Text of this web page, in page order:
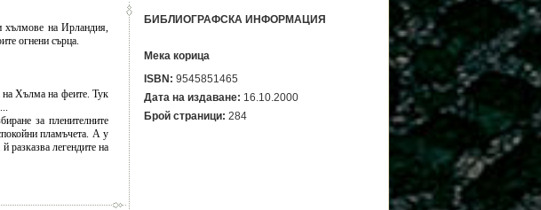
на Ирландия,
огнени сърца.
Хълма на феите. Тук
за пленителните
пламъчета. А у
разказва легендите на
БИБЛИОГРАФСКА ИНФОРМАЦИЯ
Мека корица
ISBN: 9545851465
Дата на издаване: 16.10.2000
Брой страници: 284